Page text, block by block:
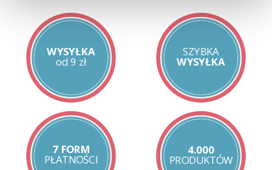
przez więcej niż jedną osobę. Leku Acatar Control nie należy
stosować u dzieci w wieku poniżej 6 lat. Dzieci w wieku od 6 do
12 lat: należy podawać po jednej dawce do każdego otworu
nosowego 2 razy na dobę. Dorośli i dzieci w wieku powyżej 12 lat:
należy podawać po jednej dawce do każdego otworu nosowego
2 do 3 razy na dobę. Stosować jedynie przez krótki okres 3 do 5
dni, nie dłużej niż 7 dni. Nie należy stosować dawek większych niż
zalecane.
Przed pierwszym użyciem należy uruchomić dozownik poprzez
kilkukrotne naciskanie pompki, aż do pojawienia się pierwszego
pełnego rozpylenia.
Trzymając głowę w pozycji pionowej (nie odchylając jej do tyłu)
należy umieścić koniec aplikatora w otworze nosowym, nie
WYSYŁKA
od 9 zł
SZYBKA
WYSYŁKA
7 FORM
PŁATNOŚCI
4.000
PRODUKTÓW